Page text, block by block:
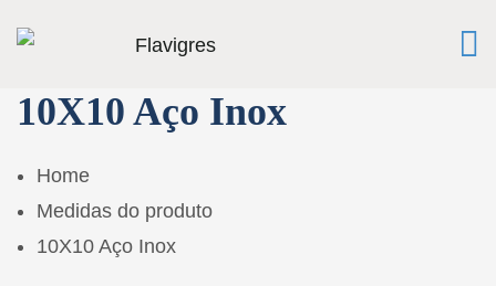
10X10 Aço Inox
Home
Medidas do produto
10X10 Aço Inox